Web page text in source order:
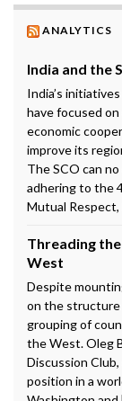
ANALYTICS
India and the
India’s
have focused
economic
improve its
The SCO can
adhering to the
Mutual
Threading
West
Despite
on the structure
grouping of
the West. Oleg
Discussion
position in a